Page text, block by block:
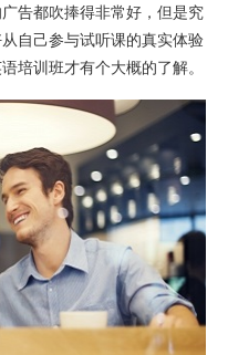
告都吹捧得非常好，但是究
自己参与试听课的真实体验
培训班才有个大概的了解。